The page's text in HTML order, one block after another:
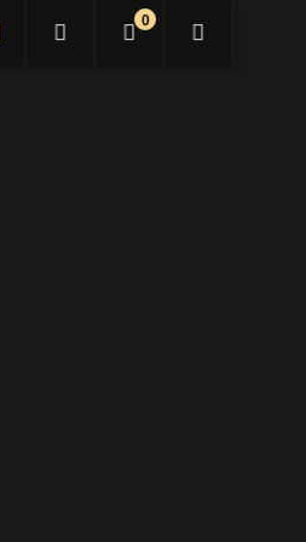
0